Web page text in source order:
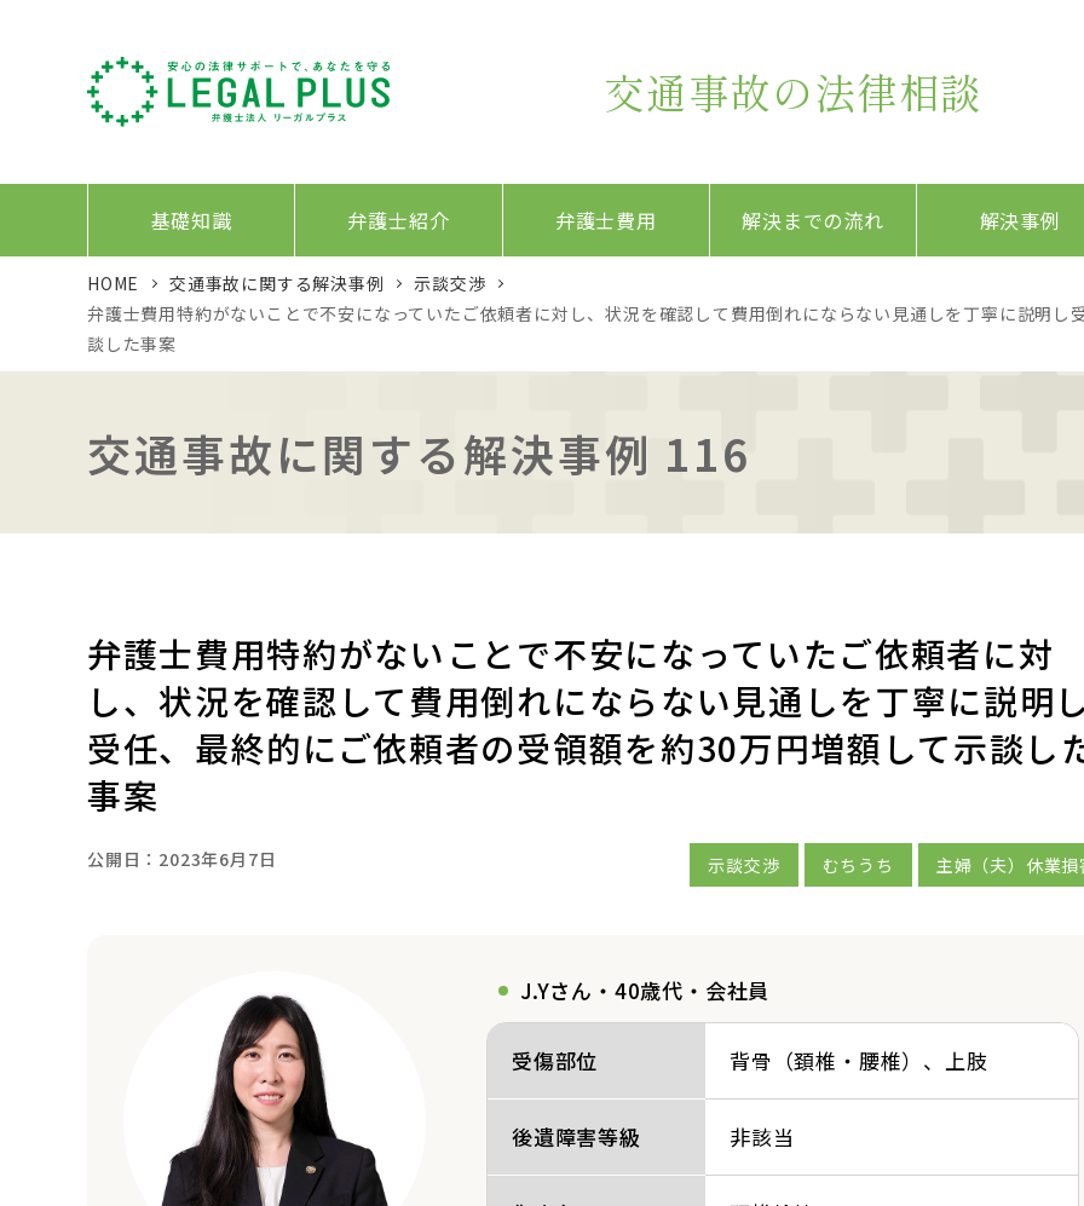
交通事故の法律相談
基礎知識 弁護士紹介 弁護士費用 解決までの流れ 解決事例
HOME 交通事故に関する解決事例
示談交渉
弁護士費用特約がないことで不安になっていたご依頼者に対し、状況を確認して費用倒れにならない見通しを丁寧に説明
談した事案
交通事故に関する解決事例 116
弁護士費用特約がないことで不安になっていたご依頼者に対
し、状況を確認して費用倒れにならない見通しを丁寧に説明し
受任、最終的にご依頼者の受領額を約30万円増額して示談し
事案
公開日： 2023年6月7日 示談交渉 むちうち 主婦（夫）休業損
J.Yさん・40歳代・会社員
受傷部位 背骨（頚椎・腰椎） 上肢
後遺障害等級 非該当